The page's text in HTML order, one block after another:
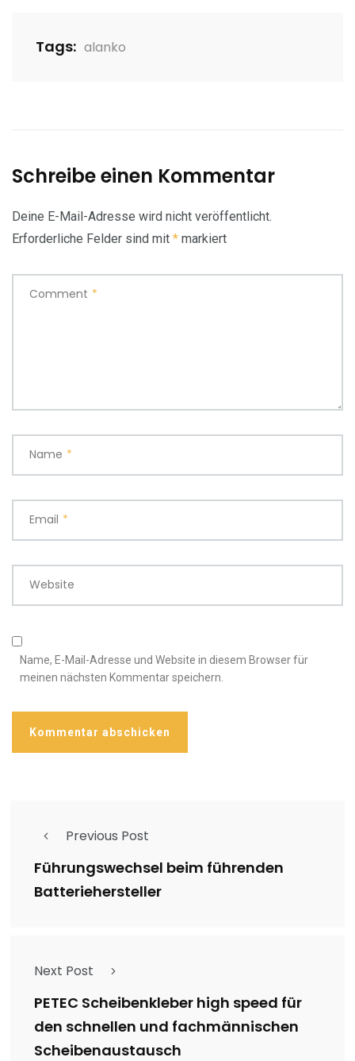
Tags: alanko
Schreibe einen Kommentar
Deine E-Mail-Adresse wird nicht veröffentlicht.
Erforderliche Felder sind mit * markiert
Comment *
Name *
Email *
Website
Name, E-Mail-Adresse und Website in diesem Browser für
meinen nächsten Kommentar speichern.
Previous Post
Führungswechsel beim führenden
Batteriehersteller
Next Post
PETEC Scheibenkleber high speed für
den schnellen und fachmännischen
Scheibenaustausch